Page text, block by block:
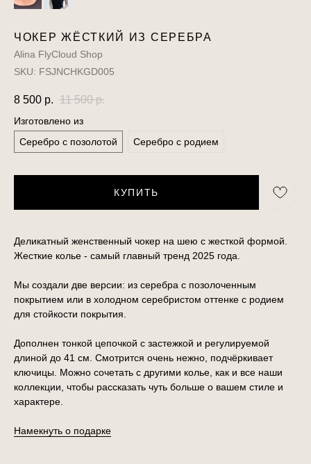
ЧОКЕР ЖЁСТКИЙ ИЗ СЕРЕБРА
Alina FlyCloud Shop
SKU: FSJNCHKGD005
8 500 р. 11 500 р.
Изготовлено из
Серебро с позолотой
Серебро с родием
КУПИТЬ
Деликатный женственный чокер на шею с жесткой формой.
Жесткие колье - самый главный тренд 2025 года.
Мы создали две версии: из серебра с позолоченным
покрытием или в холодном серебристом оттенке с родием
для стойкости покрытия.
Дополнен тонкой цепочкой с застежкой и регулируемой
длиной до 41 см. Смотрится очень нежно, подчёркивает
ключицы. Можно сочетать с другими колье, как и все наши
коллекции, чтобы рассказать чуть больше о вашем стиле и
характере.
Намекнуть о подарке